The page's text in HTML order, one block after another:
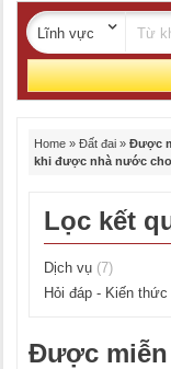
Home » Đất đai » Được
khi được nhà nước
Lọc kết
Dịch vụ (7)
Hỏi đáp - Kiến thức
Được